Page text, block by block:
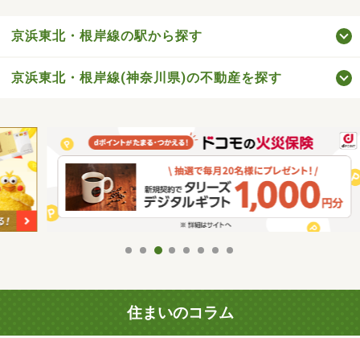
京浜東北・根岸線の駅から探す
京浜東北・根岸線(神奈川県)の不動産を探す
住まいのコラム